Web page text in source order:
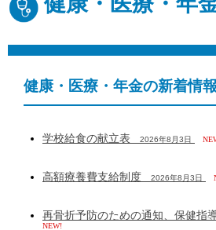
健康・医療・年金の新着情報
学校給食の献立表 2026年8月3日
高額療養費支給制度 2026年8月3日
再骨折予防のための通知、保健指
NEW!